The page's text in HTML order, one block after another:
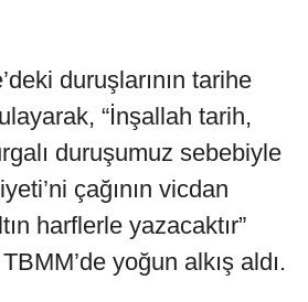
duruşlarının tarihe
“İnşallah tarih,
duruşumuz sebebiyle
çağının vicdan
harflerle yazacaktır”
yoğun alkış aldı.